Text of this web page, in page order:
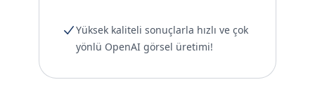
Yüksek kaliteli sonuçlarla hızlı ve çok
yönlü OpenAI görsel üretimi!